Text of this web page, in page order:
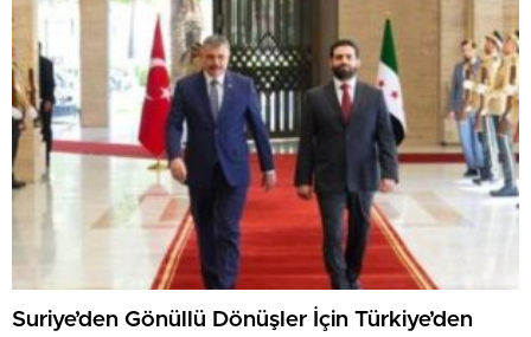
Suriye’den Gönüllü Dönüşler İçin Türkiye’den